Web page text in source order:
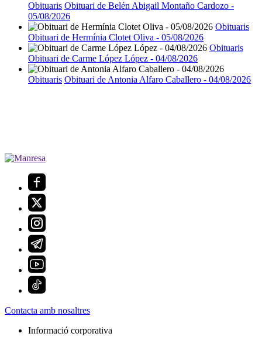
Obituaris Obituari de Belén Abigail Montaño Cardozo -
05/08/2026
Obituaris
Obituari de Hermínia Clotet Oliva - 05/08/2026
Obituaris
Obituari de Carme López López - 04/08/2026
Obituaris Obituari de Antonia Alfaro Caballero - 04/08/2026
Contacta amb nosaltres
Informació corporativa